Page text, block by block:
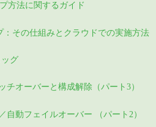
方法に関するガイド
：その仕組みとクラウドでの実施方法
ッグ
チオーバーと構成解除（パート3）
自動フェイルオーバー （パート2）